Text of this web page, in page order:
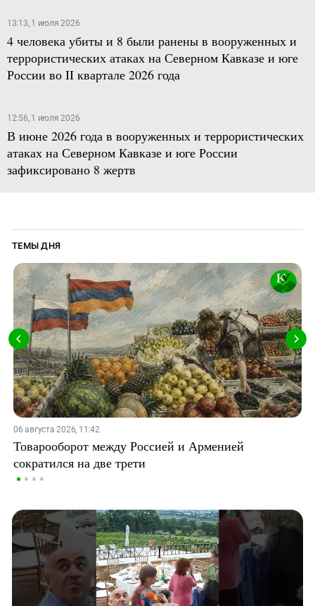
13:13, 1 июля 2026
4 человека убиты и 8 были ранены в вооруженных и
террористических атаках на Северном Кавказе и юге
России во II квартале 2026 года
12:56, 1 июля 2026
В июне 2026 года в вооруженных и террористических
атаках на Северном Кавказе и юге России
зафиксировано 8 жертв
ТЕМЫ ДНЯ
06 августа 2026, 11:42
Товарооборот между Россией и Арменией
сократился на две трети